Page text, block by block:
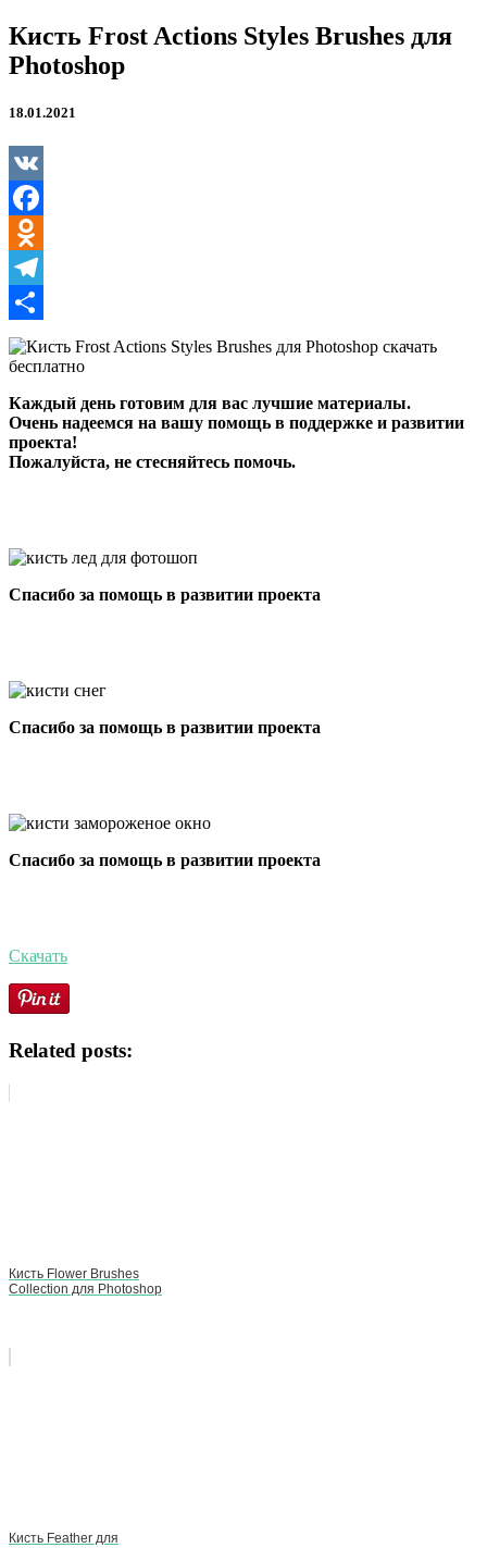
Кисть
Frost
Actions
Brushes
Photoshop
Кисть Frost Actions Styles Brushes для
Photoshop
18.01.2021
VK
Facebook
Odnoklassniki
Telegram
Отправить
Каждый день готовим для вас лучшие материалы.
Очень надеемся на вашу помощь в поддержке и развитии
проекта!
Пожалуйста, не стесняйтесь помочь.
Спасибо за помощь в развитии проекта
Спасибо за помощь в развитии проекта
Спасибо за помощь в развитии проекта
Скачать
Related posts:
Кисть Flower Brushes
Collection для Photoshop
Кисть Feather для